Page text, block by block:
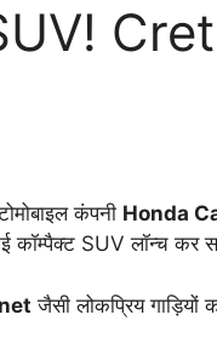
कंपनी Honda
कॉम्पैक्ट SUV लॉन्च कर
जैसी लोकप्रिय